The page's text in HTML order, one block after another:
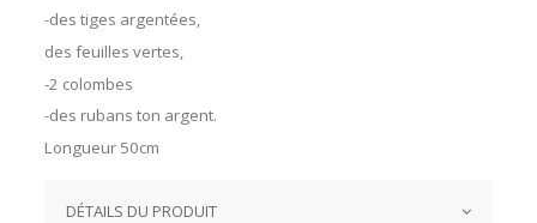
-des tiges argentées,
des feuilles vertes,
-2 colombes
-des rubans ton argent.
Longueur 50cm
DÉTAILS DU PRODUIT